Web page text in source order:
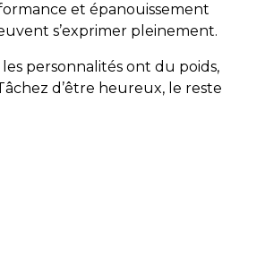
et épanouissement
s’exprimer pleinement.
personnalités ont du poids,
d’être heureux, le reste